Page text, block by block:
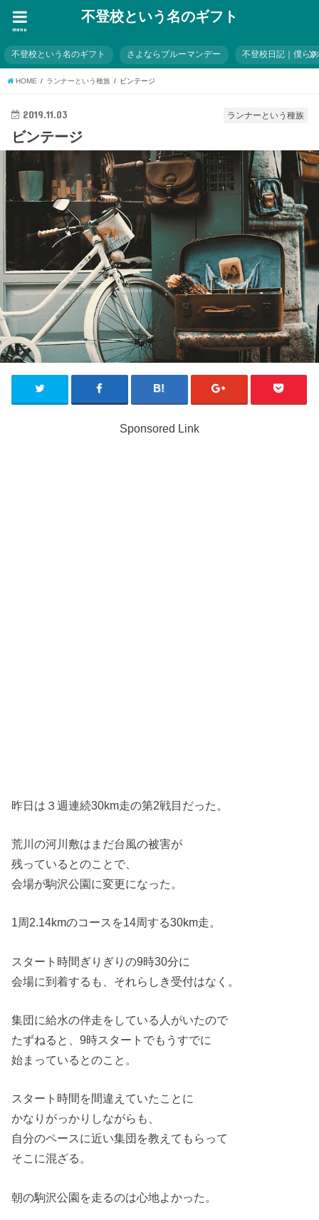
不登校という名のギフト
menu
不登校という名のギフト さよならブルーマンデー 不登校日記｜僕ら
HOME ランナーという種族 ビンテージ
ランナーという種族
2019.11.03
ビンテージ
Sponsored Link
昨日は３週連続30km走の第2戦目だった。
荒川の河川敷はまだ台風の被害が
残っているとのことで、
会場が駒沢公園に変更になった。
1周2.14kmのコースを14周する30km走。
スタート時間ぎりぎりの9時30分に
会場に到着するも、それらしき受付はなく。
集団に給水の伴走をしている人がいたので
たずねると、9時スタートでもうすでに
始まっているとのこと。
スタート時間を間違えていたことに
かなりがっかりしながらも、
自分のペースに近い集団を教えてもらって
そこに混ざる。
朝の駒沢公園を走るのは心地よかった。